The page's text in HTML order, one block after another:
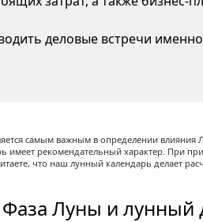
деловые встречи
самым важным в определении
имеет рекомендательный характер. При
что наш лунный календарь делает
Фаза Луны и лунный